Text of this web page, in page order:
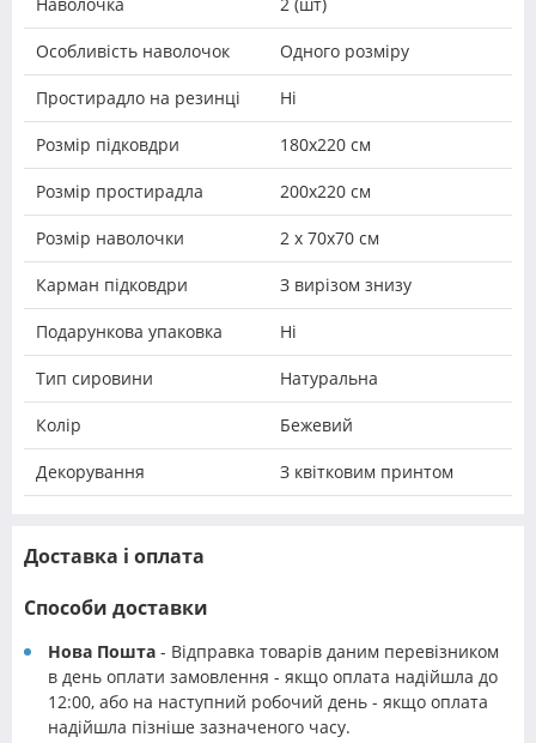
Особливість наволочок Одного розміру
Простирадло на резинці Ні
Розмір підковдри 180х220 см
Розмір простирадла 200х220 см
Розмір наволочки 2 х 70х70 см
Карман підковдри З вирізом знизу
Подарункова упаковка Ні
Тип сировини Натуральна
Колір Бежевий
Декорування З квітковим принтом
Доставка і оплата
Способи доставки
Нова Пошта - Відправка товарів даним перевізником
в день оплати замовлення - якщо оплата надійшла до
12:00, або на наступний робочий день - якщо оплата
надійшла пізніше зазначеного часу.